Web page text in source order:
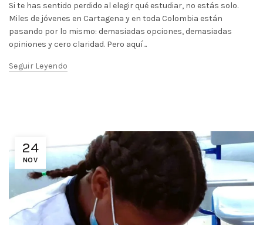
Si te has sentido perdido al elegir qué estudiar, no estás solo.
Miles de jóvenes en Cartagena y en toda Colombia están
pasando por lo mismo: demasiadas opciones, demasiadas
opiniones y cero claridad. Pero aquí...
Seguir Leyendo
24
NOV